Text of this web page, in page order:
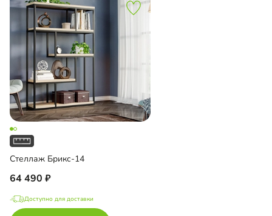
Стеллаж Брикс-14
64 490
Доступно для доставки